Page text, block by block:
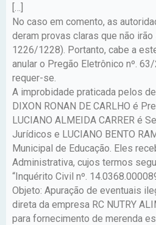
[…]
No caso em comento, as
deram provas claras que não
1226/1228). Portanto, cabe a
anular o Pregão Eletrônico nº.
requer-se.
A improbidade praticada pelos
DIXON RONAN DE CARLHO é
LUCIANO ALMEIDA CARRER é
Jurídicos e LUCIANO BENTO
Municipal de Educação. Eles
Administrativa, cujos termos
“Inquérito Civil nº.
Objeto: Apuração de eventuais
direta da empresa RC NUTRY
para fornecimento de merenda